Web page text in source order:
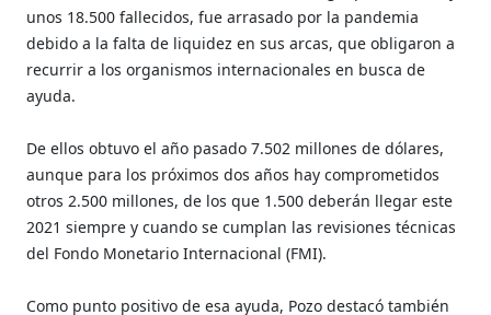
unos 18.500 fallecidos, fue arrasado por la pandemia
debido a la falta de liquidez en sus arcas, que obligaron a
recurrir a los organismos internacionales en busca de
ayuda.
De ellos obtuvo el año pasado 7.502 millones de dólares,
aunque para los próximos dos años hay comprometidos
otros 2.500 millones, de los que 1.500 deberán llegar este
2021 siempre y cuando se cumplan las revisiones técnicas
del Fondo Monetario Internacional (FMI).
Como punto positivo de esa ayuda, Pozo destacó también